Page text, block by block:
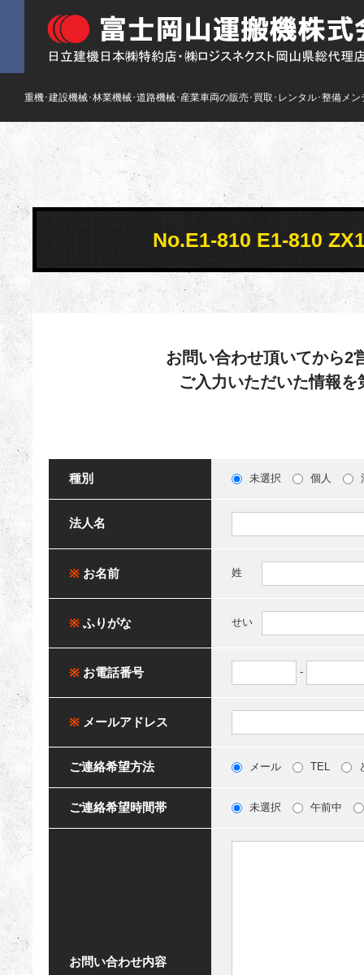
重機･建設機械･林業機械･道路機械･産業車両の販売･買取･レンタル･整備メン
No.E1-810 E1-810
お問い合わせ頂いてから2
ご入力いただいた情報
種別 未選択 個人
法人名
※ お名前 姓
※ ふりがな せい
※ お電話番号 -
※ メールアドレス
ご連絡希望方法 メール TEL
ご連絡希望時間帯 未選択 午前中
お問い合わせ内容